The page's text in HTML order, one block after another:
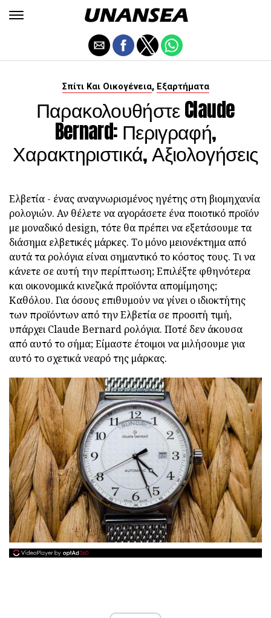
Σπίτι Και Οικογένεια, Εξαρτήματα
Παρακολουθήστε Claude
Bernard: Περιγραφή,
Χαρακτηριστικά, Αξιολογήσεις
Ελβετία - ένας αναγνωρισμένος ηγέτης στη βιομηχανία
ρολογιών. Αν θέλετε να αγοράσετε ένα ποιοτικό προϊόν
με μοναδικό design, τότε θα πρέπει να εξετάσουμε τα
διάσημα ελβετικές μάρκες. Το μόνο μειονέκτημα από
αυτά τα ρολόγια είναι σημαντικό το κόστος τους. Τι να
κάνετε σε αυτή την περίπτωση; Επιλέξτε φθηνότερα
και οικονομικά κινεζικά προϊόντα απομίμησης;
Καθόλου. Για όσους επιθυμούν να γίνει ο ιδιοκτήτης
των προϊόντων από την Ελβετία σε προσιτή τιμή,
υπάρχει Claude Bernard ρολόγια. Ποτέ δεν άκουσα
από αυτό το σήμα; Είμαστε έτοιμοι να μιλήσουμε για
αυτό το σχετικά νεαρό της μάρκας.